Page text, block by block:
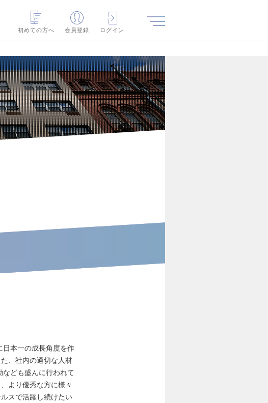
初めての方へ
会員登録 ログイン
本一の成長角度を作
、社内の適切な人材
ども盛んに行われて
より優秀な方に様々
スで活躍し続けたい